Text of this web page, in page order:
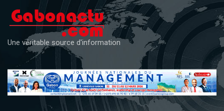
content
Une véritable source d'information